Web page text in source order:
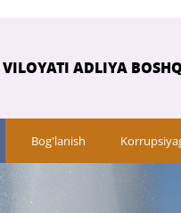
ADLIYA
Bog'lanish